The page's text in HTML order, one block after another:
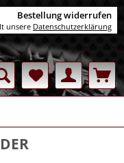
Bestellung widerrufen
unsere Datenschutzerklärung